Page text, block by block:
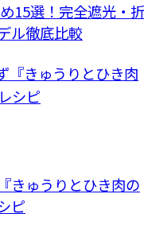
15選！完全遮光・折
ル徹底比較
きゅうりとひき肉の
ピ